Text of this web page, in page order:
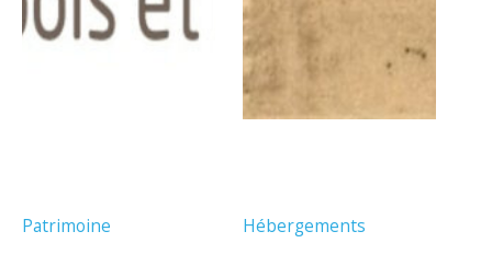
Patrimoine Hébergements